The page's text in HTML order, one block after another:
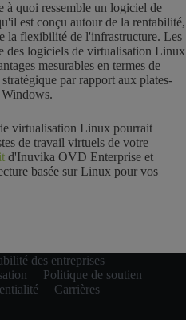
quoi ressemble un logiciel de
est conçu autour de la rentabilité,
la flexibilité de l'infrastructure. Les
des logiciels de virtualisation Linux
mesurables en termes de
par rapport aux plates-
Windows.
virtualisation Linux pourrait
de travail virtuels de votre
d'Inuvika OVD Enterprise et
basée sur Linux pour vos
des entreprises
Politique de soutien
Carrières